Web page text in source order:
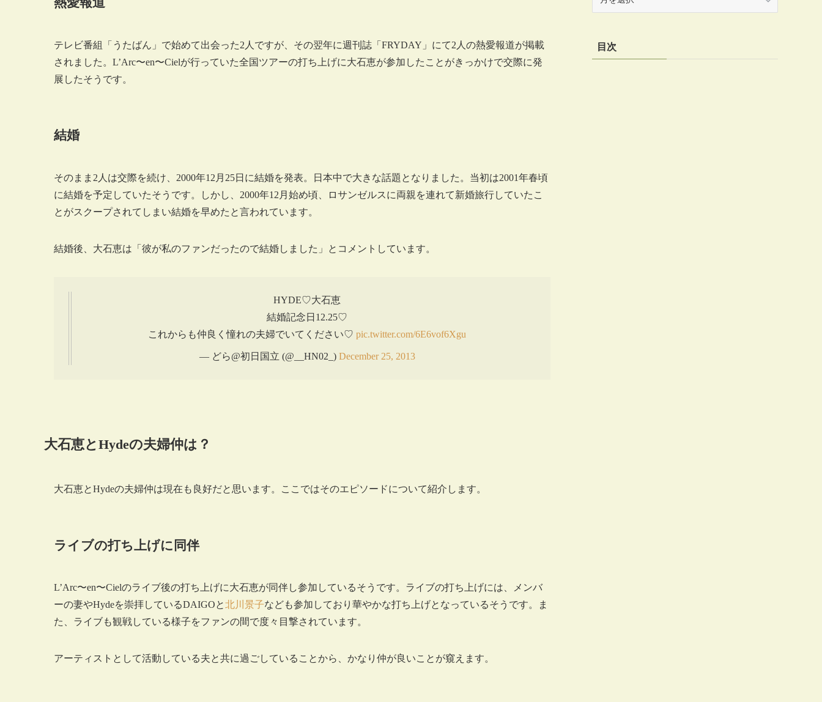
テレビ番組「うたばん」で始めて出会った2人ですが、その翌年に週刊誌「FRYDAY」にて2人の熱愛報道が掲載
されました。L’Arc〜en〜Cielが行っていた全国ツアーの打ち上げに大石恵が参加したことがきっかけで交際に発
展したそうです。
結婚
そのまま2人は交際を続け、2000年12月25日に結婚を発表。日本中で大きな話題となりました。当初は2001年春頃
に結婚を予定していたそうです。しかし、2000年12月始め頃、ロサンゼルスに両親を連れて新婚旅行していたこ
とがスクープされてしまい結婚を早めたと言われています。
結婚後、大石恵は「彼が私のファンだったので結婚しました」とコメントしています。
HYDE♡大石恵
結婚記念日12.25♡
これからも仲良く憧れの夫婦でいてください♡ pic.twitter.com/6E6vof6Xgu
— どら@初日国立 (@__HN02_) December 25, 2013
大石恵とHydeの夫婦仲は？
大石恵とHydeの夫婦仲は現在も良好だと思います。ここではそのエピソードについて紹介します。
ライブの打ち上げに同伴
L’Arc〜en〜Cielのライブ後の打ち上げに大石恵が同伴し参加しているそうです。ライブの打ち上げには、メンバ
ーの妻やHydeを崇拝しているDAIGOと北川景子なども参加しており華やかな打ち上げとなっているそうです。ま
た、ライブも観戦している様子をファンの間で度々目撃されています。
アーティストとして活動している夫と共に過ごしていることから、かなり仲が良いことが窺えます。
ブ目次